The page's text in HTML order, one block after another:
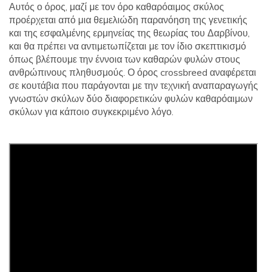
Αυτός ο όρος, μαζί με τον όρο καθαρόαιμος σκύλος
προέρχεται από μια θεμελιώδη παρανόηση της γενετικής
και της εσφαλμένης ερμηνείας της θεωρίας του Δαρβίνου,
και θα πρέπει να αντιμετωπίζεται με τον ίδιο σκεπτικισμό
όπως βλέπουμε την έννοια των καθαρών φυλών στους
ανθρώπινους πληθυσμούς. Ο όρος crossbreed αναφέρεται
σε κουτάβια που παράγονται με την τεχνική αναπαραγωγής
γνωστών σκύλων δύο διαφορετικών φυλών καθαρόαιμων
σκύλων για κάποιο συγκεκριμένο λόγο.